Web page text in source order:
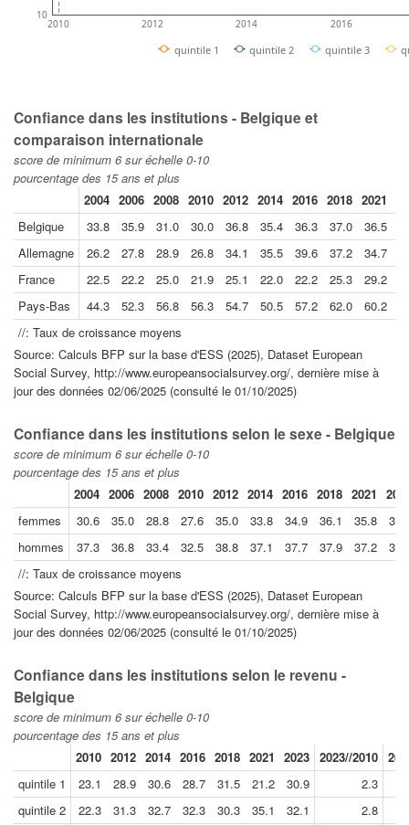
2010 2012 2014 2016
10
quintile 1 quintile 2 quintile 3
Confiance dans les institutions - Belgique et
comparaison internationale
score de minimum 6 sur échelle 0-10
pourcentage des 15 ans et plus
2004 2006 2008 2010 2012 2014 2016 2018 2021
Belgique
33.8 35.9 31.0 30.0 36.8 35.4 36.3 37.0 36.5
Allemagne
26.2 27.8 28.9 26.8 34.1 35.5 39.6 37.2 34.7
France
22.5 22.2 25.0 21.9 25.1 22.0 22.2 25.3 29.2
Pays-Bas
44.3 52.3 56.8 56.3 54.7 50.5 57.2 62.0 60.2
//: Taux de croissance moyens
Source: Calculs BFP sur la base d'ESS (2025), Dataset European
Social Survey, http://www.europeansocialsurvey.org/, dernière mise à
jour des données 02/06/2025 (consulté le 01/10/2025)
Confiance dans les institutions selon le sexe - Belgique
score de minimum 6 sur échelle 0-10
pourcentage des 15 ans et plus
2004 2006 2008 2010 2012 2014 2016 2018 2021
femmes
30.6 35.0 28.8 27.6 35.0 33.8 34.9 36.1 35.8
hommes
37.3 36.8 33.4 32.5 38.8 37.1 37.7 37.9 37.2
//: Taux de croissance moyens
Source: Calculs BFP sur la base d'ESS (2025), Dataset European
Social Survey, http://www.europeansocialsurvey.org/, dernière mise à
jour des données 02/06/2025 (consulté le 01/10/2025)
Confiance dans les institutions selon le revenu -
Belgique
score de minimum 6 sur échelle 0-10
pourcentage des 15 ans et plus
2010 2012 2014 2016 2018 2021 2023 2023//2010
quintile 1
23.1 28.9 30.6 28.7 31.5 21.2 30.9
2.3
quintile 2
22.3 31.3 32.7 32.3 30.3 35.1 32.1 2.8